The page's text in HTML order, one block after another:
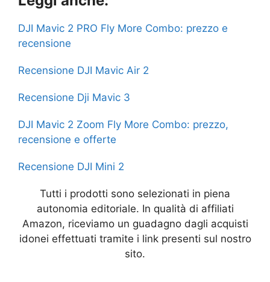
c
e
b
o
k
itt
er
at
s
p
s
n
er
p gr e
DJI Mavic 2 PRO Fly More Combo: prezzo e
recensione
Recensione DJI Mavic Air 2
Recensione Dji Mavic 3
DJI Mavic 2 Zoom Fly More Combo: prezzo,
recensione e offerte
Recensione DJI Mini 2
Tutti i prodotti sono selezionati in piena
autonomia editoriale. In qualità di affiliati
Amazon, riceviamo un guadagno dagli acquisti
idonei effettuati tramite i link presenti sul nostro
sito.